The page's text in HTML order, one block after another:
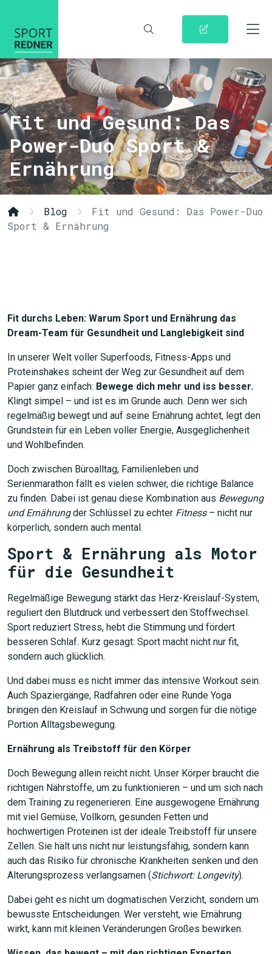
Fit und Gesund: Das
Power-Duo Sport &
Ernährung
Blog
Fit und Gesund: Das Power-Duo
Sport & Ernährung
Fit durchs Leben: Warum Sport und Ernährung das
Dream-Team für Gesundheit und Langlebigkeit sind
In unserer Welt voller Superfoods, Fitness-Apps und
Proteinshakes scheint der Weg zur Gesundheit auf dem
Papier ganz einfach: Bewege dich mehr und iss besser.
Klingt simpel – und ist es im Grunde auch. Denn wer sich
regelmäßig bewegt und auf seine Ernährung achtet, legt den
Grundstein für ein Leben voller Energie, Ausgeglichenheit
und Wohlbefinden.
Doch zwischen Büroalltag, Familienleben und
Serienmarathon fällt es vielen schwer, die richtige Balance
zu finden. Dabei ist genau diese Kombination aus Bewegung
und Ernährungder Schlüssel zu echter Fitness– nicht nur
körperlich, sondern auch mental.
Sport & Ernährung als Motor
für die Gesundheit
Regelmäßige Bewegung stärkt das Herz-Kreislauf-System,
reguliert den Blutdruck und verbessert den Stoffwechsel.
Sport reduziert Stress, hebt die Stimmung und fördert
besseren Schlaf. Kurz gesagt: Sport macht nicht nur fit,
sondern auch glücklich.
Und dabei muss es nicht immer das intensive Workout sein.
Auch Spaziergänge, Radfahren oder eine Runde Yoga
bringen den Kreislauf in Schwung und sorgen für die nötige
Portion Alltagsbewegung.
Ernährung als Treibstoff für den Körper
Doch Bewegung allein reicht nicht. Unser Körper braucht die
richtigen Nährstoffe, um zu funktionieren – und um sich nach
dem Training zu regenerieren. Eine ausgewogene Ernährung
mit viel Gemüse, Vollkorn, gesunden Fetten und
hochwertigen Proteinen ist der ideale Treibstoff für unsere
Zellen. Sie hält uns nicht nur leistungsfähig, sondern kann
auch das Risiko für chronische Krankheiten senken und den
Alterungsprozess verlangsamen (Stichwort: Longevity).
Dabei geht es nicht um dogmatischen Verzicht, sondern um
bewusste Entscheidungen. Wer versteht, wie Ernährung
wirkt, kann mit kleinen Veränderungen Großes bewirken.
JETZT SUCHEN